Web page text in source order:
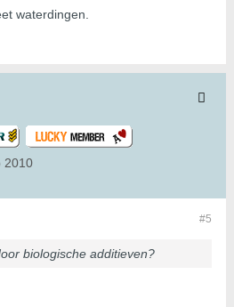
waterdingen.
2010
#5
biologische additieven?